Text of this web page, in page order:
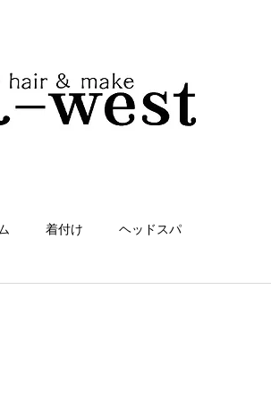
着付け ヘッドスパ